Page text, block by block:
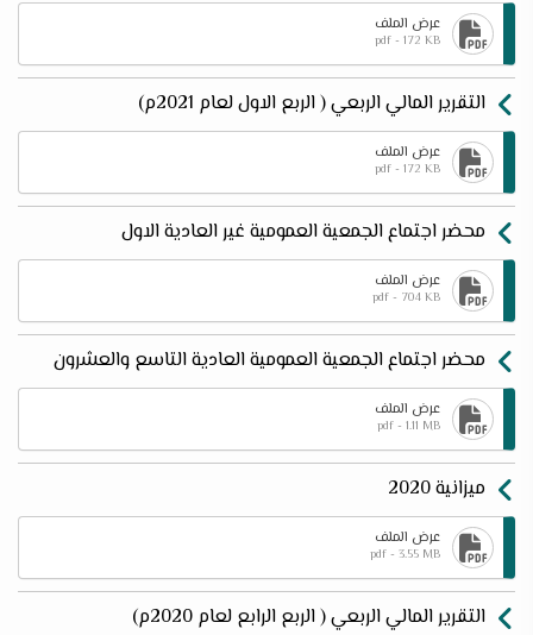
عرض الملف
pdf - 172 KB
التقرير المالي الربعي ( الربع الاول لعام 2021م)
عرض الملف
pdf - 172 KB
محضر اجتماع الجمعية العمومية غير العادية الاول
عرض الملف
pdf - 704 KB
محضر اجتماع الجمعية العمومية العادية التاسع والعشرون
عرض الملف
pdf - 1.11 MB
ميزانية 2020
عرض الملف
pdf - 3.55 MB
التقرير المالي الربعي ( الربع الرابع لعام 2020م)